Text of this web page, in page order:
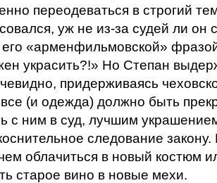
переодеваться в строгий
уж не из-за судей ли он
его «арменфильмовской»
украсить?!» Но Степан
придерживаясь
все (и одежда) должно быть
с ним в суд, лучшим
следование закону.
облачиться в новый костюм
старое вино в новые мехи.